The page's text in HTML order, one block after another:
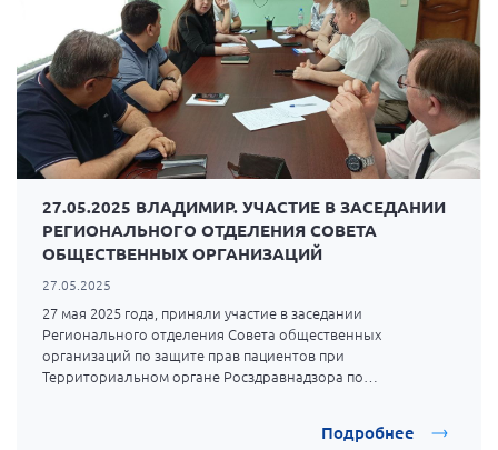
27.05.2025 ВЛАДИМИР. УЧАСТИЕ В ЗАСЕДАНИИ
РЕГИОНАЛЬНОГО ОТДЕЛЕНИЯ СОВЕТА
ОБЩЕСТВЕННЫХ ОРГАНИЗАЦИЙ
27.05.2025
27 мая 2025 года, приняли участие в заседании
Регионального отделения Совета общественных
организаций по защите прав пациентов при
Территориальном органе Росздравнадзора по
Подробнее